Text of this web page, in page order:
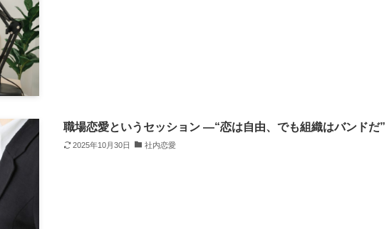
職場恋愛というセッション ―“恋は自由、でも組織はバンドだ”
2025年10月30日 社内恋愛